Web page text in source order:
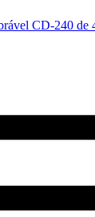
CD-240 de